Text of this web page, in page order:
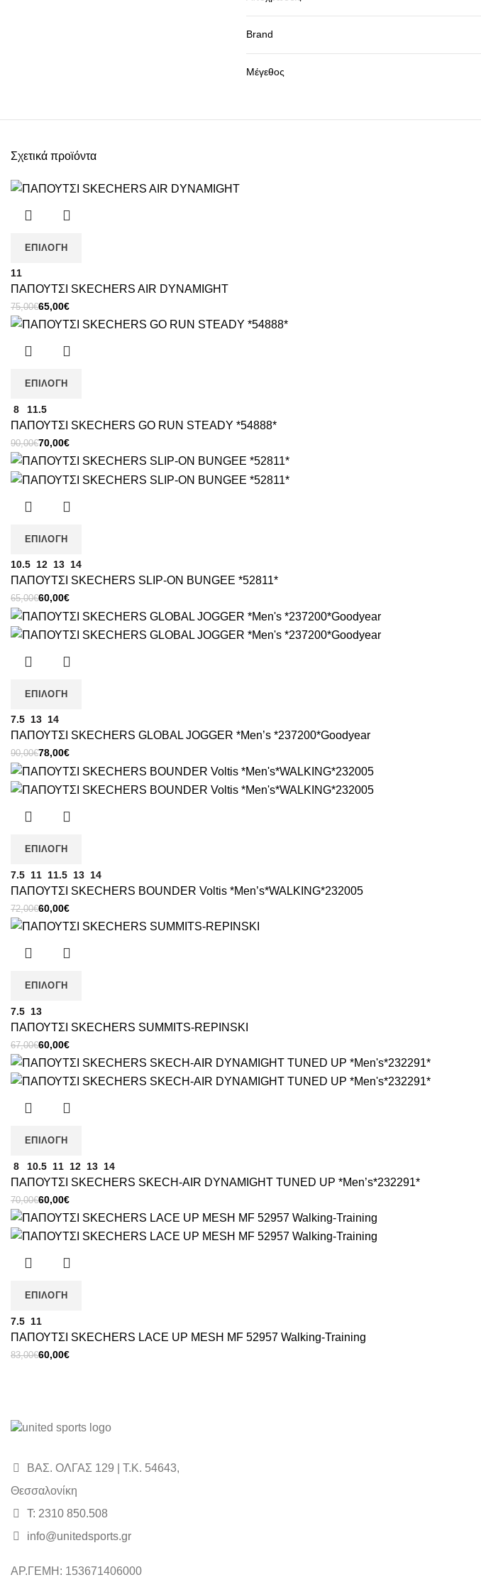
Brand
Μέγεθος
Σχετικά προϊόντα
ΕΠΙΛΟΓΉ
11
ΠΑΠΟΥΤΣΙ SKECHERS AIR DYNAMIGHT
75,00€Original
price
65,00€Η
τρέχουσα
ΕΠΙΛΟΓΉ
8 11.5
ΠΑΠΟΥΤΣΙ SKECHERS GO RUN STEADY *54888*
90,00€Original
price
90,00€.
70,00€Η
τρέχουσα
είναι:
70,00€.
ΕΠΙΛΟΓΉ
10.5 12 13 14
ΠΑΠΟΥΤΣΙ SKECHERS SLIP-ON BUNGEE *52811*
65,00€Original
price
65,00€.
60,00€Η
τρέχουσα
είναι:
60,00€.
ΕΠΙΛΟΓΉ
7.5 13 14
ΠΑΠΟΥΤΣΙ SKECHERS GLOBAL JOGGER *Men’s *237200*Goodyear
90,00€Original
price
90,00€.
78,00€Η
τρέχουσα
είναι:
78,00€.
ΕΠΙΛΟΓΉ
7.5 11 11.5 13 14
ΠΑΠΟΥΤΣΙ SKECHERS BOUNDER Voltis *Men’s*WALKING*232005
72,00€Original
price
60,00€Η
τρέχουσα
ΕΠΙΛΟΓΉ
7.5 13
ΠΑΠΟΥΤΣΙ SKECHERS SUMMITS-REPINSKI
67,00€Original
price
67,00€.
60,00€Η
τρέχουσα
είναι:
60,00€.
ΕΠΙΛΟΓΉ
8 10.5 11 12 13 14
ΠΑΠΟΥΤΣΙ SKECHERS SKECH-AIR DYNAMIGHT TUNED UP *Men’s*232291*
70,00€Original
price
60,00€Η
τρέχουσα
60,00€.
ΕΠΙΛΟΓΉ
7.5 11
ΠΑΠΟΥΤΣΙ SKECHERS LACE UP MESH MF 52957 Walking-Training
83,00€Original
60,00€Η
ΒΑΣ. ΟΛΓΑΣ 129 | Τ.Κ. 54643,
Θεσσαλονίκη
Τ: 2310 850.508
info@unitedsports.gr
ΑΡ.ΓΕΜΗ: 153671406000